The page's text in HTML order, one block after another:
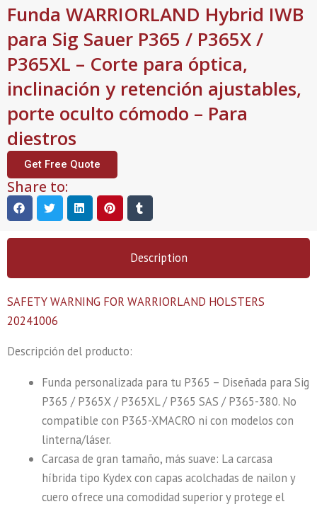
Funda WARRIORLAND Hybrid IWB
para Sig Sauer P365 / P365X /
P365XL – Corte para óptica,
inclinación y retención ajustables,
porte oculto cómodo – Para
diestros
Get Free Quote
Share to:
Description
SAFETY WARNING FOR WARRIORLAND HOLSTERS
20241006
Descripción del producto:
Funda personalizada para tu P365 – Diseñada para Sig
P365 / P365X / P365XL / P365 SAS / P365-380. No
compatible con P365-XMACRO ni con modelos con
linterna/láser.
Carcasa de gran tamaño, más suave: La carcasa
híbrida tipo Kydex con capas acolchadas de nailon y
cuero ofrece una comodidad superior y protege el